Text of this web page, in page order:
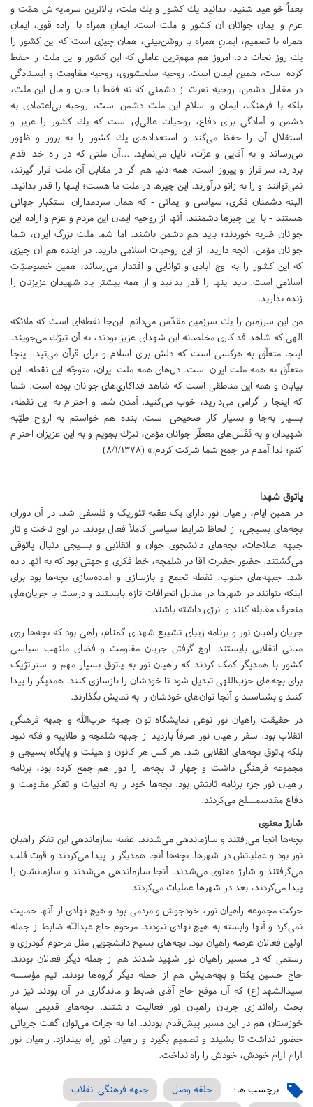
بعداً خواهيد شنيد، بدانيد يك كشور و يك ملت، بالاترين سرمايه‌اش همّت و
عزم و ايمان جوانان آن كشور و ملت است. ايمانِ همراه با اراده‌ قوى، ايمانِ
همراه با تصميم، ايمانِ همراه با روشن‌بينى، همان چيزى است كه اين كشور را
يك روز نجات داد. امروز هم مهم‌ترين عاملى كه اين كشور و اين ملت را حفظ
كرده است، همين ايمان است. روحيه‌ سلحشورى، روحيه‌ مقاومت و ايستادگى
در مقابل دشمن، روحيه‌ نفرت از دشمنى كه نه فقط با جان و مال اين ملت،
بلكه با فرهنگ، ايمان و اسلام اين ملت دشمن است، روحيه‌ بى‌اعتمادى به
دشمن و آمادگى براى دفاع، روحيات عالى‌اى است كه يك كشور را عزيز و
استقلال آن را حفظ مى‌كند و استعدادهاى يك كشور را به بروز و ظهور
مى‌رساند و به آقايى و عزّت، نايل مى‌نمايد. ...آن ملتى كه در راه خدا قدم
بردارد، سرافراز و پيروز است. همه‌ دنيا هم اگر در مقابل آن ملت قرار گيرند،
نمى‌توانند او را به زانو درآورند. اين چيزها در ملت ما هست؛ اينها را قدر بدانيد.
البته دشمنان فكرى، سياسى و ايمانى - كه همان سردمداران استكبار جهانى
هستند - با اين چيزها دشمنند. آنها از روحيه‌ ايمان اين مردم و عزم و اراده‌ اين
جوانان ضربه خوردند؛ بايد هم دشمن باشند. اما شما ملت بزرگ ايران، شما
جوانان مؤمن، آنچه داريد، از اين روحيات اسلامى داريد. در آينده هم آن چيزى
كه اين كشور را به اوج آبادى و توانايى و اقتدار مى‌رساند، همين خصوصيّات
اسلامى است. بايد اينها را قدر بدانيد و از همه بيشتر ياد شهيدان عزيزتان را
زنده بداريد.
من اين سرزمين را يك سرزمين مقدّس مى‌دانم. اين‌جا نقطه‌اى است كه ملائكه‌
الهى كه شاهد فداكارى مخلصانه‌ اين شهداى عزيز بودند، به آن تبرّك مى‌جويند.
اينجا متعلّق به هركسى است كه دلش براى اسلام و براى قرآن مى‌تپد. اينجا
متعلّق به همه‌ ملت ايران است. دل‌هاى همه‌ ملت ايران، متوجّه اين نقطه، اين
بيابان و همه‌ اين مناطقى است كه شاهد فداكاري‌هاى جوانان بوده است. شما
كه اينجا را گرامى مى‌داريد، خوب مى‌كنيد. آمدن شما و احترام به اين نقطه،
بسيار به‌جا و بسيار كار صحيحى است. بنده هم خواستم به ارواح طيّبه‌
شهيدان و به نَفَس‌هاى معطّر جوانان مؤمن، تبرّك بجويم و به اين عزيزان احترام
كنم؛ لذا آمدم در جمع شما شركت كردم.» (8/1/1378)
پاتوق شهدا
در همین ایام، راهیان نور دارای یک عقبه تئوریک و فلسفی شد. در آن دوران
بچه‌های بسیجی، از لحاظ شرایط سیاسی کاملاً فعال بودند. در اوج تاخت و تاز
جبهه اصلاحات، بچه‌های دانشجوی جوان و انقلابی و بسیجی دنبال پاتوقی
می‌گشتند. حضور حضرت آقا در شلمچه، خط فکری و جهتی بود که به آنها داده
شد. جبهه‌های جنوب، نقطه تجمع و بازسازی و آماده‌سازی بچه‌ها بود برای
اینکه بتوانند در شهرها در مقابل انحرافات تازه بایستند و درست با جریان‌های
منحرف مقابله کنند و انرژی داشته باشند.
جریان راهیان نور و برنامه زیبای تشییع شهدای گمنام، راهی بود که بچه‌ها روی
مبانی انقلابی بایستند. اوج گرفتن جریان مقاومت و فضای ملتهب سیاسی
کشور با همدیگر کمک کردند که راهیان نور به پاتوق بسیار مهم و استراتژیک
برای بچه‌های حزب‌اللهی تبدیل شود تا خودشان را بازسازی کنند. همدیگر را پیدا
کنند و بشناسند و آنجا توان‌های خودشان را به نمایش بگذارند.
در حقیقت راهیان نور نوعی نمایشگاه توان جبهه حزب‌الله و جبهه فرهنگی
انقلاب بود. سفر راهیان نور صرفاً بازدید از جبهه شلمچه و طلاییه و فکه نبود
بلکه پاتوق بچه‌های انقلابی شد. هر کس هر کانون و هیئت و پایگاه بسیجی و
مجموعه فرهنگی داشت و چهار تا بچه‌ها را دور هم جمع کرده بود،‌ برنامه
راهیان نور جزء برنامه ثابتش بود. بچه‌ها خود را به ادبیات و تفکر مقاومت و
دفاع مقدسمسلح می‌کردند.
شارژ معنوی
بچه‌ها آنجا می‌رفتند و سازماندهی می‌شدند. عقبه سازماندهی این تفکر راهیان
نور بود و عملیاتش در شهرها. بچه‌ها آنجا همدیگر را پیدا می‌کردند و قوت قلب
می‌گرفتند و شارژ معنوی می‌شدند. آنجا سازماندهی می‌شدند و سازمانشان را
پیدا می‌کردند، بعد در شهرها عملیات می‌کردند.
حرکت مجموعه راهیان نور، خودجوش و مردمی بود و هیچ نهادی از آنها حمایت
نمی‌کرد و آنها وابسته به هیچ نهادی نبودند. مرحوم حاج عبدالله ضابط از جمله
اولین فعالان عرصه راهیان بود. بچه‌های بسیج دانشجویی مثل مرحوم گودرزی و
رستمی که در مسیر راهیان نور شهید شدند هم از جمله دیگر فعالان بودند.
حاج حسین یکتا و بچه‌هایش هم از جمله دیگر گروه‌ها بودند. تیم مؤسسه
سیدالشهدا(ع) که آن موقع حاج آقای ضابط و ماندگاری در آن بودند نیز در
بحث راه‌اندازی جریان راهیان نور فعالیت داشتند. بچه‌های قدیمی سپاه
خوزستان هم در این مسیر پیش‌قدم بودند. اما به جرات می‌توان گفت جریانی
حضور نداشت تا بشیند و تصمیم بگیرد و راهیان نور راه بیندازد. راهیان نور
آرام آرام خودش، خودش را راه‌انداخت.
برچسب ها: حلقه وصل
جبهه فرهنگی انقلاب